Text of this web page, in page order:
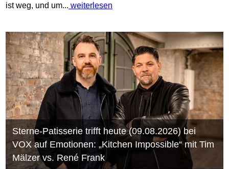
ist weg, und um... weiterlesen
Sterne-Patisserie trifft heute (09.08.2026) bei
VOX auf Emotionen: „Kitchen Impossible“ mit Tim
Mälzer vs. René Frank